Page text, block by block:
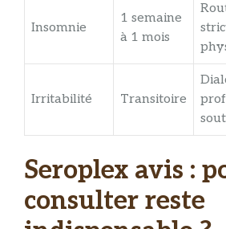
Insomnie
1 semaine
à 1 mois
Irritabilité Transitoire
Seroplex avis :
consulter reste